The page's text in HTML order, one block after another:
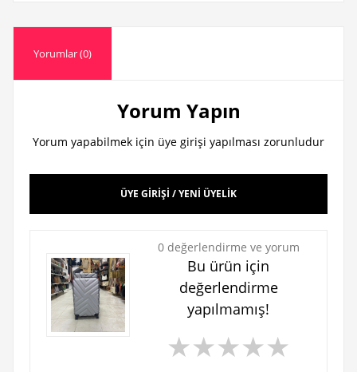
Yorumlar (0)
Yorum Yapın
Yorum yapabilmek için üye girişi yapılması zorunludur
ÜYE GİRİŞİ / YENİ ÜYELİK
0 değerlendirme ve yorum
Bu ürün için
değerlendirme
yapılmamış!
★★★★★